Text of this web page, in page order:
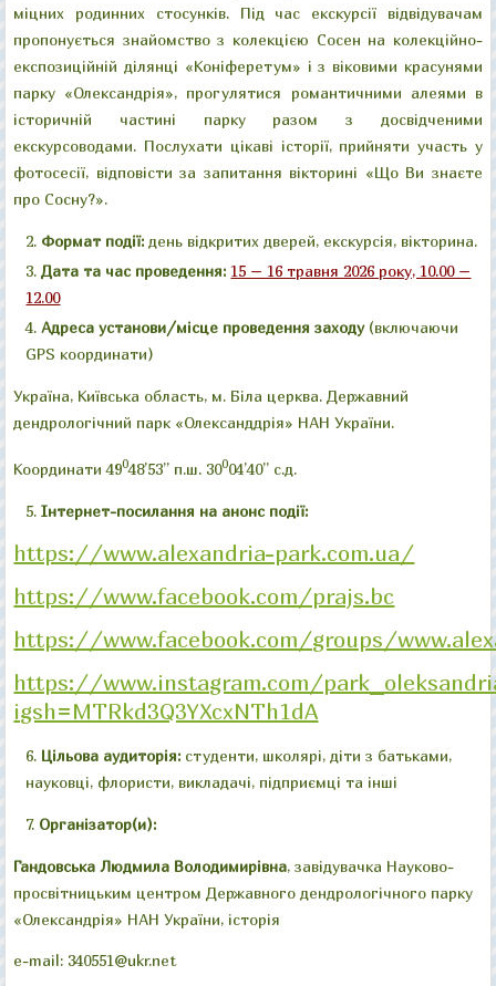
міцних родинних стосунків. Під час екскурсії відвідувачам
пропонується знайомство з колекцією Сосен на колекційно-
експозиційній ділянці «Коніферетум» і з віковими красунями
парку «Олександрія», прогулятися романтичними алеями в
історичній частині парку разом з досвідченими
екскурсоводами. Послухати цікаві історії, прийняти участь у
фотосесії, відповісти за запитання вікторині «Що Ви знаєте
про Сосну?».
Формат події: день відкритих дверей, екскурсія, вікторина.
Дата та час проведення: 15 – 16 травня 2026 року, 10.00 –
12.00
Адреса установи/місце проведення заходу (включаючи
GPS координати)
Україна, Київська область, м. Біла церква. Державний
дендрологічний парк «Олександдрія» НАН України.
Координати 49048’53” п.ш. 30004’40” с.д.
Інтернет-посилання на анонс події:
https://www.alexandria-park.com.ua/
https://www.facebook.com/prajs.bc
https://www.facebook.com/groups/
https://www.instagram.com/
igsh=MTRkd3Q3YXcxNTh1dA
Цільова аудиторія: студенти, школярі, діти з батьками,
науковці, флористи, викладачі, підприємці та інші
Організатор(и):
Гандовська Людмила Володимирівна, завідувачка Науково-
просвітницьким центром Державного дендрологічного парку
«Олександрія» НАН України, історія
e-mail: 340551@ukr.net